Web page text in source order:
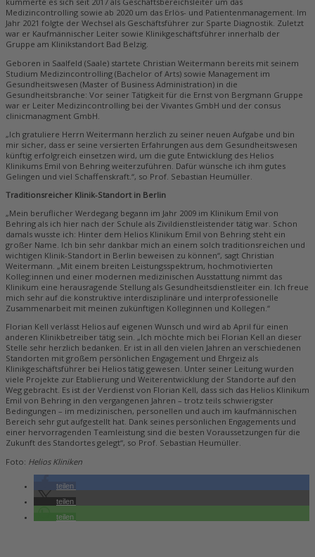
Medizincontrolling sowie ab 2020 um das Erlös- und Patientenmanagement. Im
Jahr 2021 folgte der Wechsel als Geschäftsführer zur Sparte Diagnostik. Zuletzt
war er Kaufmännischer Leiter sowie Klinikgeschäftsführer innerhalb der
Gruppe am Klinikstandort Bad Belzig.
Geboren in Saalfeld (Saale) startete Christian Weitermann bereits mit seinem
Studium Medizincontrolling (Bachelor of Arts) sowie Management im
Gesundheitswesen (Master of Business Administration) in die
Gesundheitsbranche: Vor seiner Tätigkeit für die Ernst von Bergmann Gruppe
war er Leiter Medizincontrolling bei der Vivantes GmbH und der consus
clinicmanagment GmbH.
„Ich gratuliere Herrn Weitermann herzlich zu seiner neuen Aufgabe und bin
mir sicher, dass er seine versierten Erfahrungen aus dem Gesundheitswesen
künftig erfolgreich einsetzen wird, um die gute Entwicklung des Helios
Klinikums Emil von Behring weiterzuführen. Dafür wünsche ich ihm gutes
Gelingen und viel Schaffenskraft.“, so Prof. Sebastian Heumüller.
Traditionsreicher Klinik-Standort in Berlin
„Mein beruflicher Werdegang begann im Jahr 2009 im Klinikum Emil von
Behring als ich hier nach der Schule als Zivildienstleistender tätig war. Schon
damals wusste ich: Hinter dem Helios Klinikum Emil von Behring steht ein
großer Name. Ich bin sehr dankbar mich an einem solch traditionsreichen und
wichtigen Klinik-Standort in Berlin beweisen zu können“, sagt Christian
Weitermann. „Mit einem breiten Leistungsspektrum, hochmotivierten
Kolleg:innen und einer modernen medizinischen Ausstattung nimmt das
Klinikum eine herausragende Stellung als Gesundheitsdienstleiter ein. Ich freue
mich sehr auf die konstruktive interdisziplinäre und interprofessionelle
Zusammenarbeit mit meinen zukünftigen Kolleginnen und Kollegen.“
Florian Kell verlässt Helios auf eigenen Wunsch und wird ab April für einen
anderen Klinikbetreiber tätig sein. „Ich möchte mich bei Florian Kell an dieser
Stelle sehr herzlich bedanken. Er ist in all den vielen Jahren an verschiedenen
Standorten mit großem persönlichen Engagement und Ehrgeiz als
Klinikgeschäftsführer bei Helios tätig gewesen. Unter seiner Leitung wurden
viele Projekte zur Etablierung und Weiterentwicklung der Standorte auf den
Weg gebracht. Es ist der Verdienst von Florian Kell, dass sich das Helios Klinikum
Emil von Behring in den vergangenen Jahren – trotz teils schwierigster
Bedingungen – im medizinischen, personellen und auch im kaufmännischen
Bereich sehr gut aufgestellt hat. Dank seines persönlichen Engagements und
einer hervorragenden Teamleistung sind die besten Voraussetzungen für die
Zukunft des Standortes gelegt“, so Prof. Sebastian Heumüller.
Foto: Helios Kliniken
teilen
teilen
teilen